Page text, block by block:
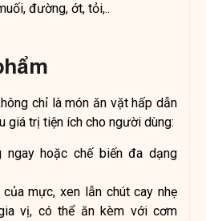
đường, ớt, tỏi,..
chỉ là món ăn vặt hấp dẫn
giá trị tiện ích cho người dùng:
ngay hoặc chế biến đa dạng
mực, xen lẫn chút cay nhẹ
vị, có thể ăn kèm với cơm